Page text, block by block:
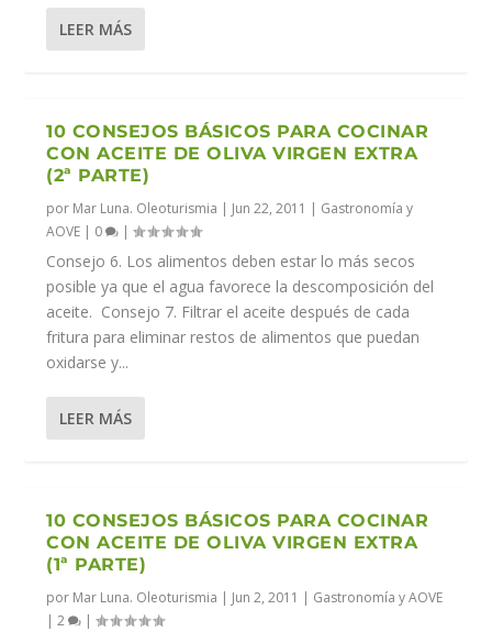
LEER MÁS
10 CONSEJOS BÁSICOS PARA COCINAR
CON ACEITE DE OLIVA VIRGEN EXTRA
(2ª PARTE)
por Mar Luna. Oleoturismia | Jun 22, 2011 | Gastronomía y
AOVE | 0 |
Consejo 6. Los alimentos deben estar lo más secos
posible ya que el agua favorece la descomposición del
aceite. Consejo 7. Filtrar el aceite después de cada
fritura para eliminar restos de alimentos que puedan
oxidarse y...
LEER MÁS
10 CONSEJOS BÁSICOS PARA COCINAR
CON ACEITE DE OLIVA VIRGEN EXTRA
(1ª PARTE)
por Mar Luna. Oleoturismia | Jun 2, 2011 | Gastronomía y AOVE
|2 |